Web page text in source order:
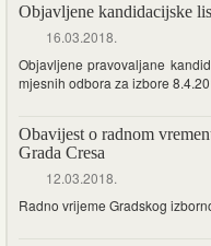
Objavljene kandidacijske
16.03.2018.
Objavljene pravovaljane
mjesnih odbora za izbore
Obavijest o radnom
Grada Cresa
12.03.2018.
Radno vrijeme Gradskog